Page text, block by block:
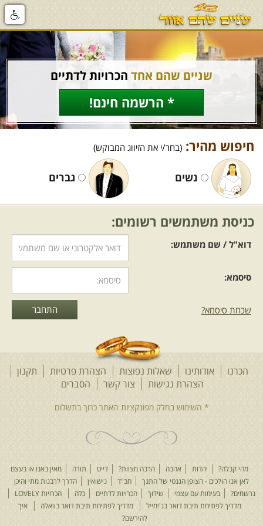
שניים שהם אחד הכרויות לדתיים
* הרשמה חינם!
חיפוש מהיר: (בחר/י את הזיווג המבוקש)
נשים גברים
כניסת משתמשים רשומים:
דוא"ל / שם משתמש:
סיסמא:
שכחת סיסמא?
הכרנו אודותינו שאלות נפוצות הצהרת פרטיות
תקנון
הצהרת נגישות
צור קשר הסברים
מהי קבלה? יהדות אהבה הרבה מצוות? דייט תורה
מאין באנו או בעצם
לאן אנו הולכים - הצופן הגנטי של התנך
חב"ד נישואין
הדרך לרבנות מתי והיכן
נרשמים?
בעימות עם עצמי שידוך הכרויות לדתיים כלה
הכרויות LOVELY
מדריך לפתיחת תיבת דואר בג'ימייל
מדריך לפתיחת תיבת דואר בוואלה
איך
להירשם?